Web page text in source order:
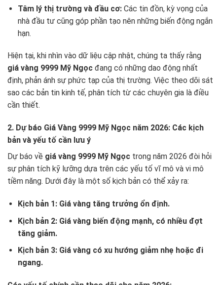
Tâm lý thị trường và đầu cơ:Các tin đồn, kỳ vọng của
nhà đầu tư cũng góp phần tạo nên những biến động ngắn
hạn.
Hiện tại, khi nhìn vào dữ liệu cập nhật, chúng ta thấy rằng
giá vàng 9999 Mỹ Ngọc đang có những dao động nhất
định, phản ánh sự phức tạp của thị trường. Việc theo dõi sát
sao các bản tin kinh tế, phân tích từ các chuyên gia là điều
cần thiết.
2. Dự báo Giá Vàng 9999 Mỹ Ngọc năm 2026: Các kịch
bản và yếu tố cần lưu ý
Dự báo về giá vàng 9999 Mỹ Ngọc trong năm 2026 đòi hỏi
sự phân tích kỹ lưỡng dựa trên các yếu tố vĩ mô và vi mô
tiềm năng. Dưới đây là một số kịch bản có thể xảy ra:
Kịch bản 1: Giá vàng tăng trưởng ổn định.
Kịch bản 2: Giá vàng biến động mạnh, có nhiều đợt
tăng giảm.
Kịch bản 3: Giá vàng có xu hướng giảm nhẹ hoặc đi
ngang.